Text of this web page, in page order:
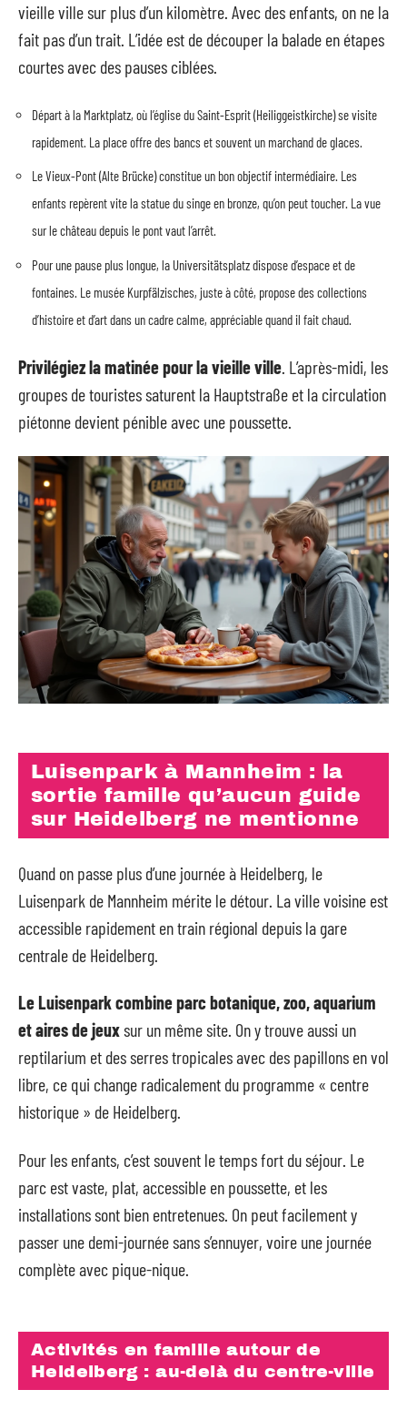
vieille ville sur plus d’un kilomètre. Avec des enfants, on ne la
fait pas d’un trait. L’idée est de découper la balade en étapes
courtes avec des pauses ciblées.
Départ à la Marktplatz, où l’église du Saint-Esprit (Heiliggeistkirche) se visite
rapidement. La place offre des bancs et souvent un marchand de glaces.
Le Vieux-Pont (Alte Brücke) constitue un bon objectif intermédiaire. Les
enfants repèrent vite la statue du singe en bronze, qu’on peut toucher. La vue
sur le château depuis le pont vaut l’arrêt.
Pour une pause plus longue, la Universitätsplatz dispose d’espace et de
fontaines. Le musée Kurpfälzisches, juste à côté, propose des collections
d’histoire et d’art dans un cadre calme, appréciable quand il fait chaud.
Privilégiez la matinée pour la vieille ville. L’après-midi, les
groupes de touristes saturent la Hauptstraße et la circulation
piétonne devient pénible avec une poussette.
Luisenpark à Mannheim : la
sortie famille qu’aucun guide
sur Heidelberg ne mentionne
Quand on passe plus d’une journée à Heidelberg, le
Luisenpark de Mannheim mérite le détour. La ville voisine est
accessible rapidement en train régional depuis la gare
centrale de Heidelberg.
Le Luisenpark combine parc botanique, zoo, aquarium
et aires de jeuxsur un même site. On y trouve aussi un
reptilarium et des serres tropicales avec des papillons en vol
libre, ce qui change radicalement du programme « centre
historique » de Heidelberg.
Pour les enfants, c’est souvent le temps fort du séjour. Le
parc est vaste, plat, accessible en poussette, et les
installations sont bien entretenues. On peut facilement y
passer une demi-journée sans s’ennuyer, voire une journée
complète avec pique-nique.
Activités en famille autour de
Heidelberg : au-delà du centre-ville